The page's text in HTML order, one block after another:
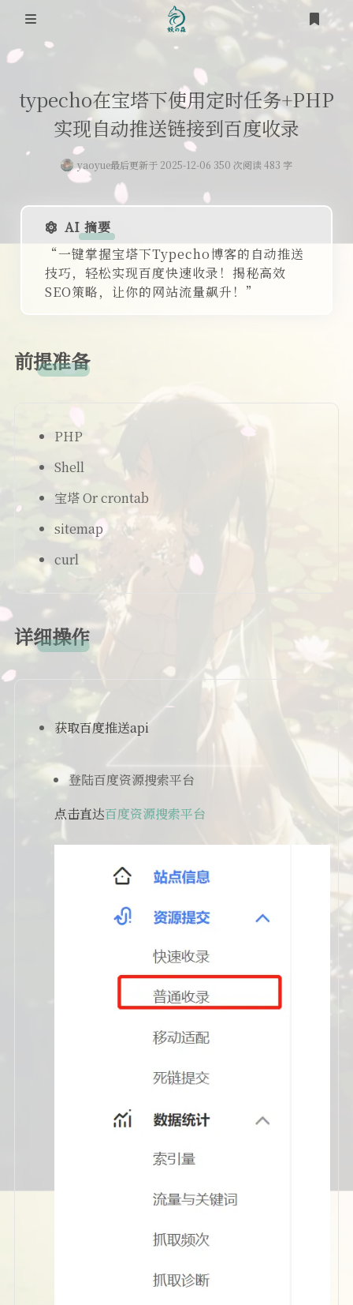
笔记
网络
虚拟化
踩坑之路
SEO
OS
开发记录
关于
RSS
typecho在宝塔下使用定时任务+PHP
实现自动推送链接到百度收录
yaoyue最后更新于 2025-12-06 350 次阅读 483 字
AI 摘要
“一键掌握宝塔下Typecho博客的自动推送
技巧，轻松实现百度快速收录！揭秘高效
SEO策略，让你的网站流量飙升！”
前提准备
PHP
Shell
宝塔 Or crontab
sitemap
curl
详细操作
获取百度推送api
登陆百度资源搜索平台
点击直达百度资源搜索平台